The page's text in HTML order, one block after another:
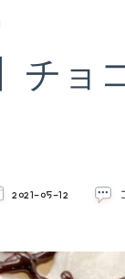
チ
2021-05-12